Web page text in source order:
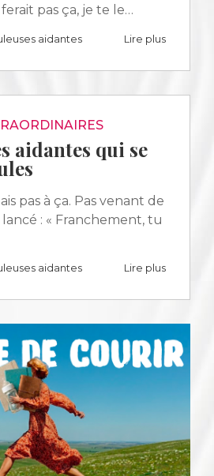
pas ça, je te le…
aidantes Lire plus
aidantes qui se
pas à ça. Pas venant de
: « Franchement, tu
aidantes Lire plus